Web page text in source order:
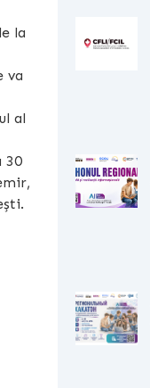
la
va
al
30